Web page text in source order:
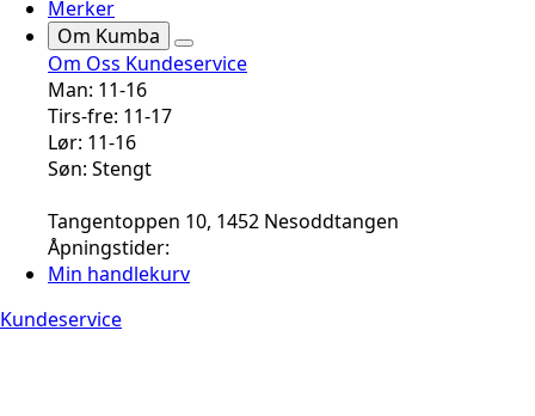
Merker
Om Kumba
Om Oss Kundeservice
Man: 11-16
Tirs-fre: 11-17
Lør: 11-16
Søn: Stengt
Tangentoppen 10, 1452 Nesoddtangen
Åpningstider:
Min handlekurv
Kundeservice